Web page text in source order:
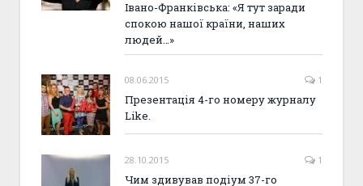
Івано-Франківська: «Я тут заради
спокою нашої країни, наших
людей…»
08.06.2015 1
Презентація 4-го номеру журналу
Like.
28.10.2015 1
Чим здивував подіум 37-го